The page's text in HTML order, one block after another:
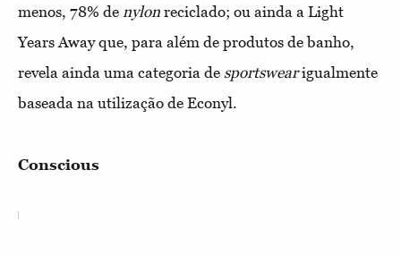
menos, 78% de nylon reciclado; ou ainda a Light
Years Away que, para além de produtos de banho,
revela ainda uma categoria de sportswearigualmente
baseada na utilização de Econyl.
Conscious